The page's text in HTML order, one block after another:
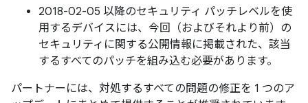
2018-02-05 以降のセキュリティ パッチレベルを使
用するデバイスには、今回（およびそれより前）の
セキュリティに関する公開情報に掲載された、該当
するすべてのパッチを組み込む必要があります。
パートナーには、対処するすべての問題の修正を 1 つのア